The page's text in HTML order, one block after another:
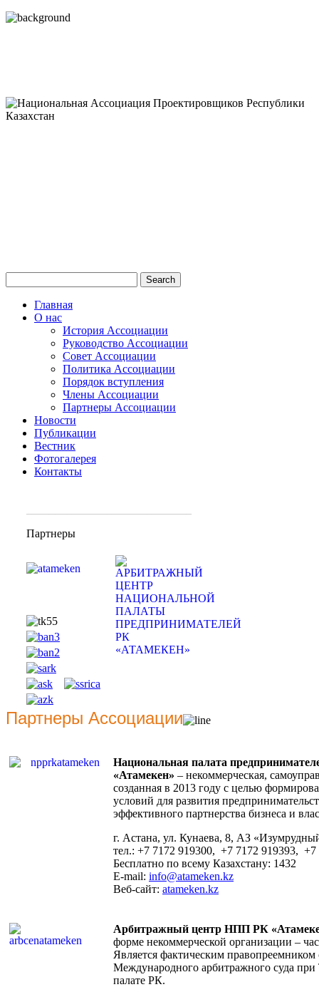
Главная
О нас
История Ассоциации
Руководство Ассоциации
Совет Ассоциации
Политика Ассоциации
Порядок вступления
Члены Ассоциации
Партнеры Ассоциации
Новости
Публикации
Вестник
Фотогалерея
Контакты
Партнеры
Партнеры Ассоциации
Национальная палата
«Атамекен» – некоммерческая,
созданная в 2013 году с целью
условий для развития
эффективного партнерства бизнеса и
г. Астана, ул. Кунаева, 8, АЗ
тел.: +7 7172 919300, +7 7172 919393, +7
Бесплатно по всему Казахстану: 1432
E-mail: info@atameken.kz
Веб-сайт: atameken.kz
Арбитражный центр НПП РК
форме некоммерческой организации –
Является фактическим правопреемником
Международного арбитражного суда
палате РК.